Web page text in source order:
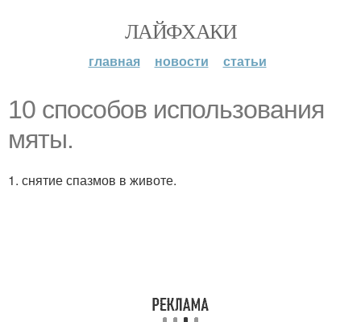
ЛАЙФХАКИ
главная новости статьи
10 способов использования
мяты.
1. снятие спазмов в животе.